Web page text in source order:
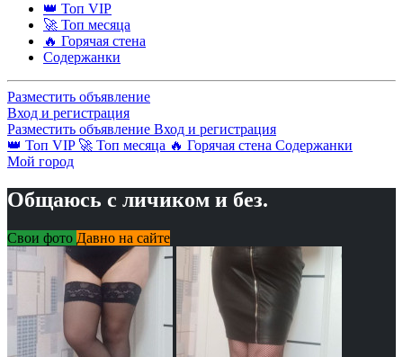
👑 Топ VIP
🚀 Топ месяца
🔥 Горячая стена
Содержанки
Разместить объявление
Вход и регистрация
Разместить объявление Вход и регистрация
👑 Топ VIP 🚀 Топ месяца 🔥 Горячая стена Содержанки
Мой город
Общаюсь с личиком и без.
Свои фото Давно на сайте